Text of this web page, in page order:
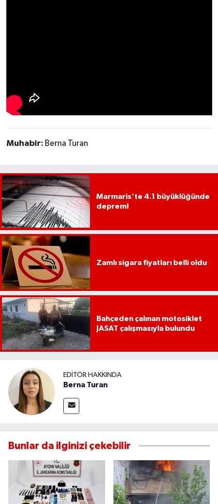
Muhabir: Berna Turan
Marmaris'te 4.1 büyüklüğünde
deprem!
Zamlı sigara fiyatları belli oldu
Bahçeden çalınan motosiklet
JASAT çalışmasıyla bulundu
EDITÖR HAKKINDA
Berna Turan
Bunlar da ilginizi çekebilir